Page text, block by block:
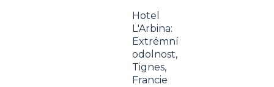
Hotel
L'Arbina:
Extrémní
odolnost,
Tignes,
Francie